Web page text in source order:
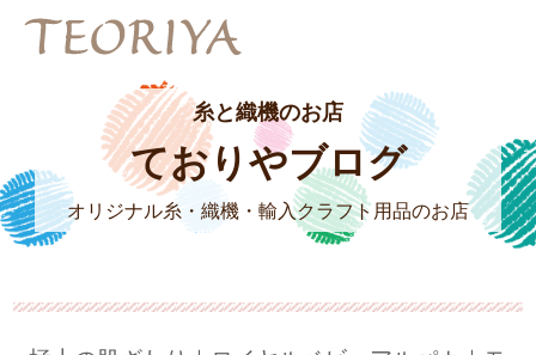
糸と織機のお店
ておりやブログ
オリジナル糸・織機・輸入クラフト用品のお店